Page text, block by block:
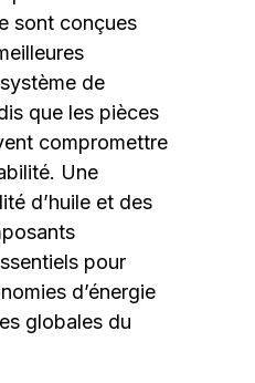
sont conçues
de
que les pièces
compromettre
Une
d’huile et des
pour
d’énergie
globales du